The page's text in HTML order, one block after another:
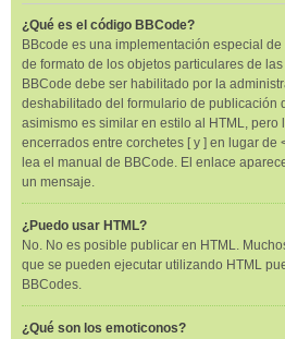
¿Qué es el código BBCode?
BBcode es una implementación especial de
de formato de los objetos particulares de
BBCode debe ser habilitado por la
deshabilitado del formulario de publicación
asimismo es similar en estilo al HTML, pero
encerrados entre corchetes [ y ] en lugar de
lea el manual de BBCode. El enlace
un mensaje.
¿Puedo usar HTML?
No. No es posible publicar en HTML.
que se pueden ejecutar utilizando HTML
BBCodes.
¿Qué son los emoticonos?